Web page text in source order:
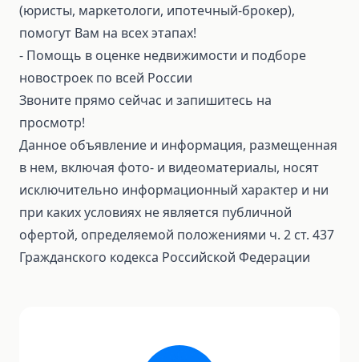
(юристы, маркетологи, ипотечный-брокер),
помогут Вам на всех этапах!
- Помощь в оценке недвижимости и подборе
новостроек по всей России
Звоните прямо сейчас и запишитесь на
просмотр!
Данное объявление и информация, размещенная
в нем, включая фото- и видеоматериалы, носят
исключительно информационный характер и ни
при каких условиях не является публичной
офертой, определяемой положениями ч. 2 ст. 437
Гражданского кодекса Российской Федерации